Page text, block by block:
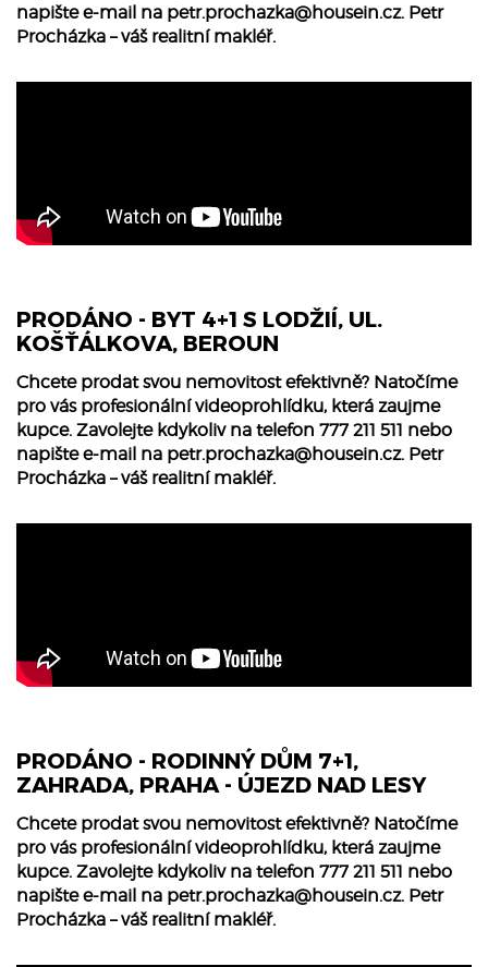
napište e-mail na petr.prochazka@housein.cz. Petr
Procházka – váš realitní makléř.
PRODÁNO - BYT 4+1 S LODŽIÍ, UL.
KOŠŤÁLKOVA, BEROUN
Chcete prodat svou nemovitost efektivně? Natočíme
pro vás profesionální videoprohlídku, která zaujme
kupce. Zavolejte kdykoliv na telefon 777 211 511 nebo
napište e-mail na petr.prochazka@housein.cz. Petr
Procházka – váš realitní makléř.
PRODÁNO - RODINNÝ DŮM 7+1,
ZAHRADA, PRAHA - ÚJEZD NAD LESY
Chcete prodat svou nemovitost efektivně? Natočíme
pro vás profesionální videoprohlídku, která zaujme
kupce. Zavolejte kdykoliv na telefon 777 211 511 nebo
napište e-mail na petr.prochazka@housein.cz. Petr
Procházka – váš realitní makléř.